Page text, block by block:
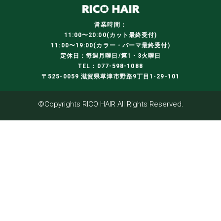
営業時間：
11:00〜20:00(カット最終受付)
11:00〜19:00(カラー・パーマ最終受付)
定休日：毎週月曜日/第1・3火曜日
TEL：077-598-1088
〒525-0059 滋賀県草津市野路9丁目1-29-101
©Copyrights RICO HAIR All Rights Reserved.